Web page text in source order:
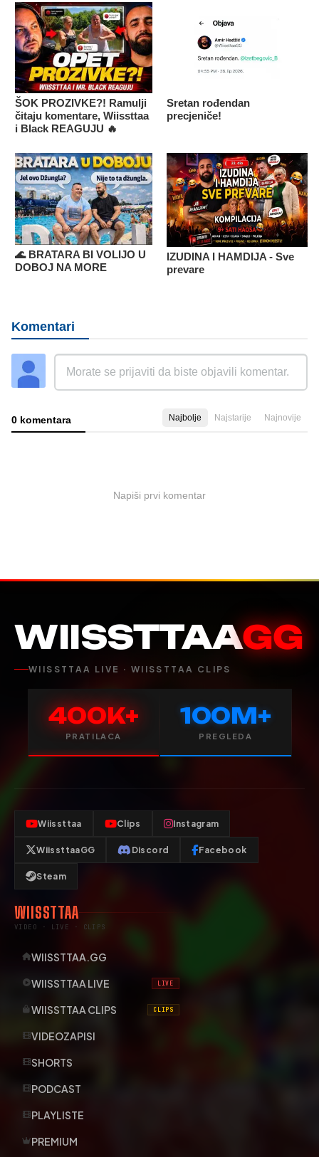
ŠOK PROZIVKE?! Ramulji
čitaju komentare, Wiissttaa
i Black REAGUJU 🔥
Sretan rođendan
precjeniče!
🌊 BRATARA BI VOLIJO U
DOBOJ NA MORE
IZUDINA I HAMDIJA - Sve
prevare
Komentari
0 komentara Najbolje Najstarije Najnovije
Napiši prvi komentar
WIISSTTAAGG
WIISSTTAA LIVE · WIISSTTAA CLIPS
400K+
PRATILACA
100M+
PREGLEDA
Wiissttaa Clips Instagram
WiissttaaGG Discord Facebook
Steam
WIISSTTAA
VIDEO · LIVE · CLIPS
WIISSTTAA.GG
WIISSTTAA LIVE LIVE
WIISSTTAA CLIPS CLIPS
VIDEOZAPISI
SHORTS
PODCAST
PLAYLISTE
PREMIUM